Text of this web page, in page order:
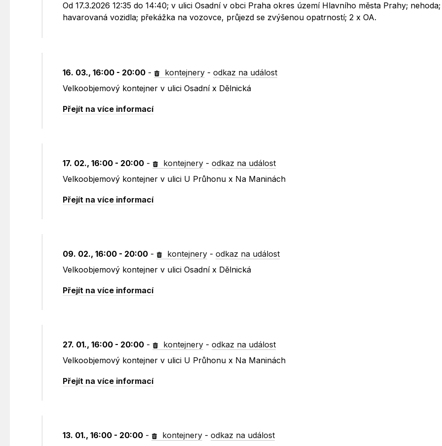
Od 17.3.2026 12:35 do 14:40; v ulici Osadní v obci Praha okres území Hlavního města Prahy;
havarovaná vozidla; překážka na vozovce, průjezd se zvýšenou opatrností; 2 x OA.
16. 03., 16:00 - 20:00 - kontejnery -odkaz na událost
Velkoobjemový kontejner v ulici Osadní x Dělnická
Přejít na více informací
17. 02., 16:00 - 20:00 - kontejnery -odkaz na událost
Velkoobjemový kontejner v ulici U Průhonu x Na Maninách
Přejít na více informací
09. 02., 16:00 - 20:00 - kontejnery -odkaz na událost
Velkoobjemový kontejner v ulici Osadní x Dělnická
Přejít na více informací
27. 01., 16:00 - 20:00 - kontejnery -odkaz na událost
Velkoobjemový kontejner v ulici U Průhonu x Na Maninách
Přejít na více informací
13. 01., 16:00 - 20:00 - kontejnery -odkaz na událost